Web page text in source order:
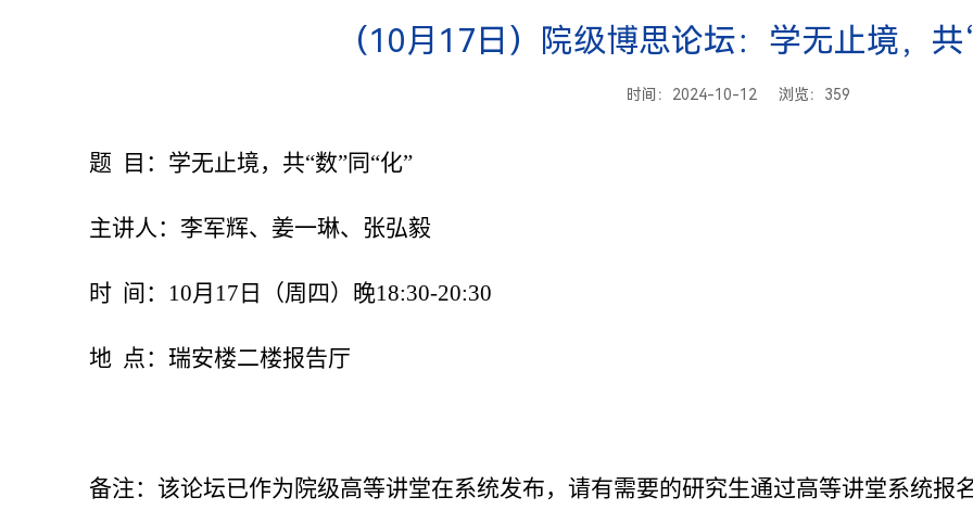
（10月17日）院级博思论坛：学无止境，共
时间：2024-10-12 浏览： 359
题 目：学无止境，共“数”同“化”
主讲人：李军辉、姜一琳、张弘毅
时 间：10月17日（周四）晚18:30-20:30
地 点：瑞安楼二楼报告厅
备注：该论坛已作为院级高等讲堂在系统发布，请有需要的研究生通过高等讲堂系统报名